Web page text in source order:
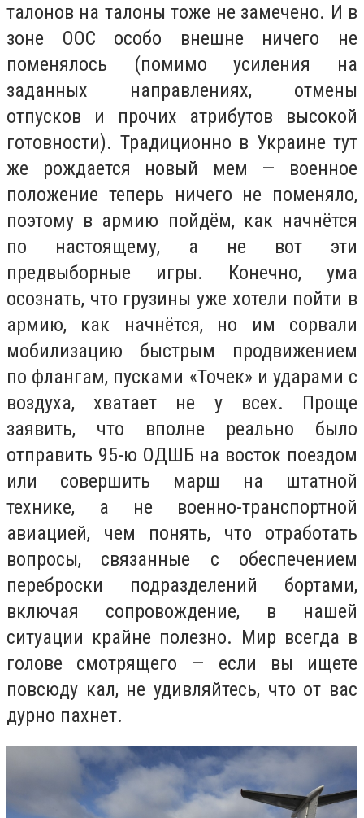
талонов на талоны тоже не замечено. И в
зоне ООС особо внешне ничего не
поменялось (помимо усиления на
заданных направлениях, отмены
отпусков и прочих атрибутов высокой
готовности). Традиционно в Украине тут
же рождается новый мем — военное
положение теперь ничего не поменяло,
поэтому в армию пойдём, как начнётся
по настоящему, а не вот эти
предвыборные игры. Конечно, ума
осознать, что грузины уже хотели пойти в
армию, как начнётся, но им сорвали
мобилизацию быстрым продвижением
по флангам, пусками «Точек» и ударами с
воздуха, хватает не у всех. Проще
заявить, что вполне реально было
отправить 95-ю ОДШБ на восток поездом
или совершить марш на штатной
технике, а не военно-транспортной
авиацией, чем понять, что отработать
вопросы, связанные с обеспечением
переброски подразделений бортами,
включая сопровождение, в нашей
ситуации крайне полезно. Мир всегда в
голове смотрящего — если вы ищете
повсюду кал, не удивляйтесь, что от вас
дурно пахнет.